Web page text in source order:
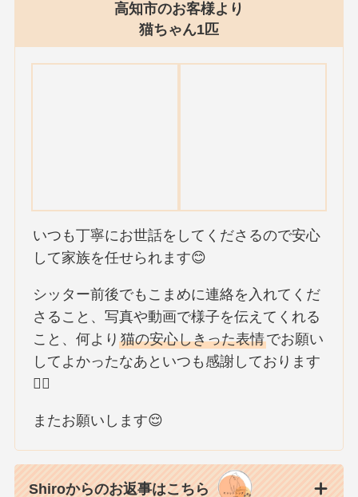
高知市のお客様より
猫ちゃん1匹
いつも丁寧にお世話をしてくださるので安心
して家族を任せられます😊
シッター前後でもこまめに連絡を入れてくだ
さること、写真や動画で様子を伝えてくれる
こと、何より猫の安心しきった表情でお願い
してよかったなあといつも感謝しております
🙇‍♀️
またお願いします😌
Shiroからのお返事はこちら